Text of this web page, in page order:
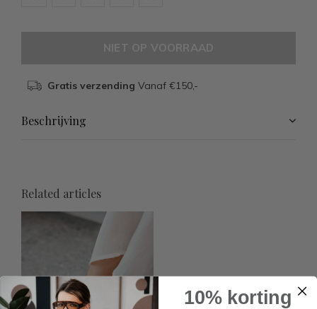
NIET OP VOORRAAD
Gratis verzending Vanaf €150,-
Beschrijving
Related articles
10% korting